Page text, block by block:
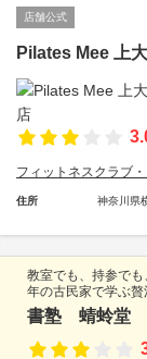
店舗公式
Pilates Mee 上
フィットネスクラブ
住所 神奈川県
教室でも、持参で
年の古民家で学ぶ贅
書塾 蜻蛉堂